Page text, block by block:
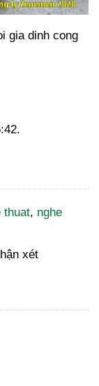
gia dinh cong
thuat, nghe
xét